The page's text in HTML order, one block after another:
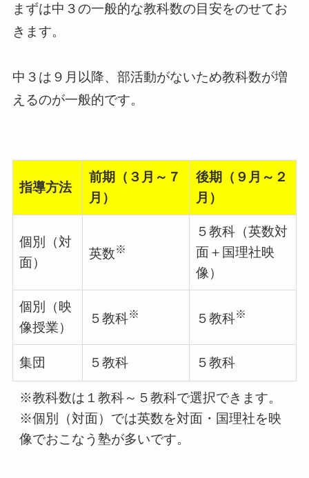
まずは中３の一般的な教科数の目安をのせてお
きます。
中３は９月以降、部活動がないため教科数が増
えるのが一般的です。
指導方法
前期（３月～７
月）
後期（９月～２
月）
個別（対
面）
英数※
５教科（英数対
面＋国理社映
像）
個別（映
像授業）
５教科※ ５教科※
集団 ５教科 ５教科
※教科数は１教科～５教科で選択できます。
※個別（対面）では英数を対面・国理社を映
像でおこなう塾が多いです。